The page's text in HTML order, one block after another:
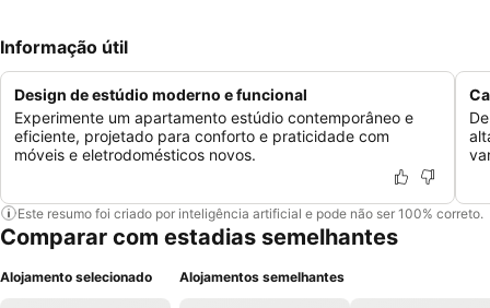
Informação útil
Design de estúdio moderno e funcional
Experimente um apartamento estúdio contemporâneo e
eficiente, projetado para conforto e praticidade com
móveis e eletrodomésticos novos.
Este resumo foi criado por inteligência artificial e pode não ser 100% correto.
Comparar com estadias semelhantes
Alojamento selecionado Alojamentos semelhantes